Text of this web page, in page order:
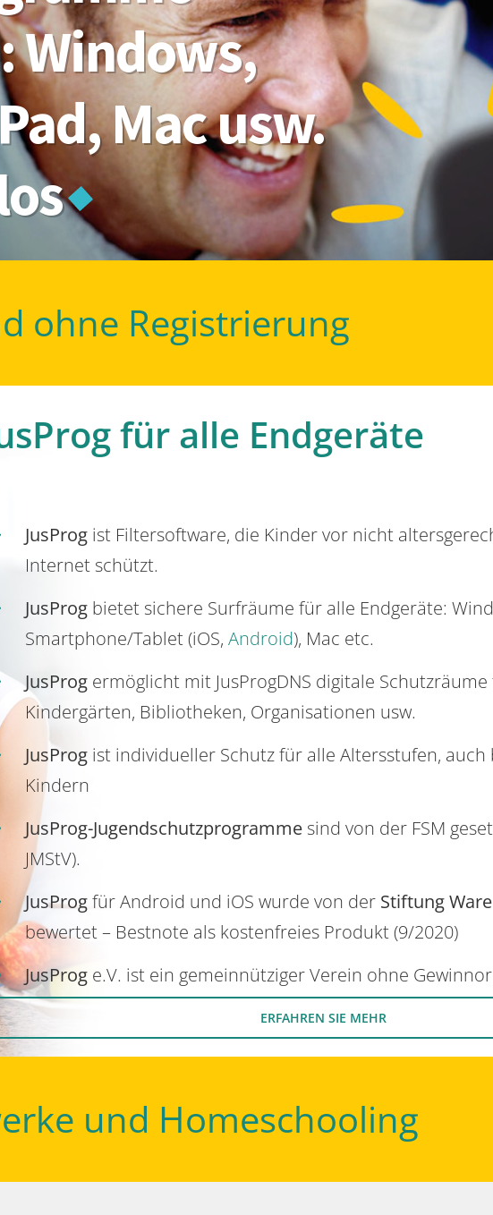
Mac usw.
Windows,
ohne Registrierung
für alle Endgeräte
JusProgist Filtersoftware, die Kinder vor nicht
Internet schützt.
JusProgbietet sichere Surfräume für alle Endgeräte:
Smartphone/Tablet (iOS, Android), Mac etc.
JusProg ermöglicht mit JusProgDNS digitale
Kindergärten, Bibliotheken, Organisationen usw.
JusProgist individueller Schutz für alle Altersstufen, auch
Kindern
JusProg-Jugendschutzprogrammesind von der FSM
JMStV).
JusProgfür Android und iOS wurde von der Stiftung
bewertet – Bestnote als kostenfreies Produkt (9/2020)
JusProge.V. ist ein gemeinnütziger Verein ohne
ERFAHREN SIE MEHR
und Homeschooling